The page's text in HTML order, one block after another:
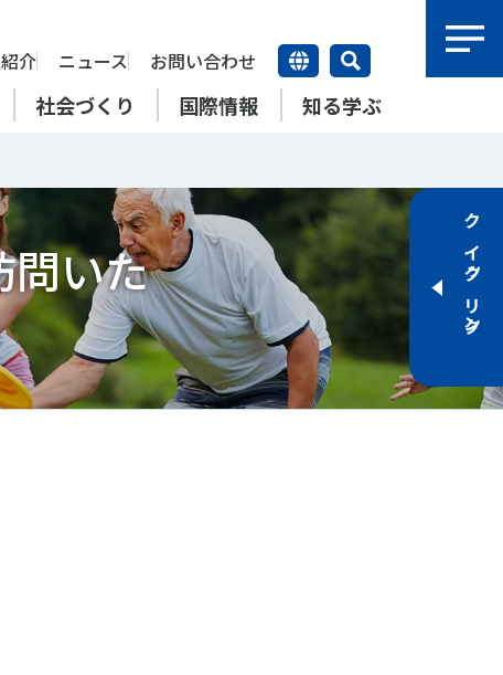
社会づくり 国際情報 知る学ぶ
介 ニュース お問い合わせ
研究員紹介
研究員
上席特別研究員
特別研究員
寿命 ＃障害者スポーツ ＃スポーツ基本計画
【動画】スポーツでアクティブ
なまちづくり
新たな地域スポーツプラットフォーム
RSMO 地域スポーツ運営組織
運動部活動の実態と地域展開・
地域移行
アクティブチャレンジ
スポーツ・ライフデータ
運動部活動の実態と地域展開・
地域移行
SSFの英語版WEBサイト
SSFとできること
自治体／行政機関の方へ
SSFとできること
研究機関／競技団体の方へ
スポ
ツ
SSFとできること
自治体／行政機関の方へ
SSFとできること
研究機関／競技団体の方へ
SSFとできること
学生／大学生の方へ
クイックリンク
問いた